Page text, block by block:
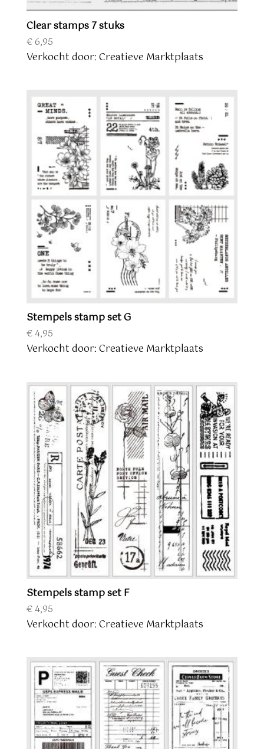
Clear stamps 7 stuks
€6,95
Verkocht door: Creatieve Marktplaats
Stempels stamp set G
€4,95
Verkocht door: Creatieve Marktplaats
Stempels stamp set F
€4,95
Verkocht door: Creatieve Marktplaats